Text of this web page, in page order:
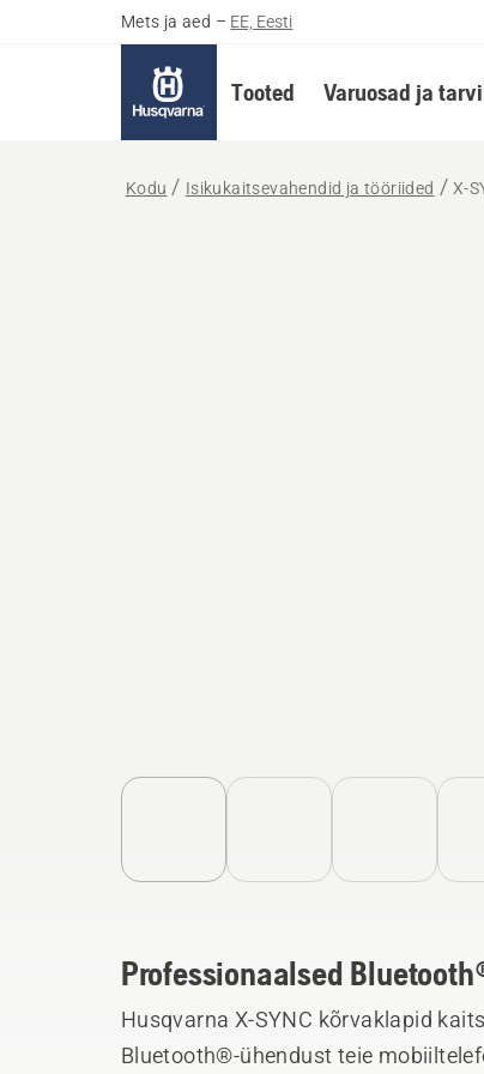
Mets ja aed – EE, Eesti
Tooted Varuosad ja
Kodu Isikukaitsevahendid ja tööriided X-
Professionaalsed
Husqvarna X-SYNC kõrvaklapid
Bluetooth®-ühendust teie